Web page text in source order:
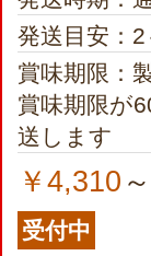
発送目安：2
賞味期限：
賞味期限が
送します
￥4,310 ～
受付中